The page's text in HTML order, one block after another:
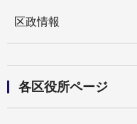
区政情報
各区役所ページ